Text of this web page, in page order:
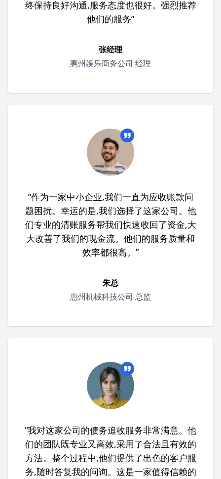
终保持良好沟通,服务态度也很好。强烈推荐
他们的服务”
张经理
惠州娱乐商务公司 经理
“作为一家中小企业,我们一直为应收账款问
题困扰。幸运的是,我们选择了这家公司。他
们专业的清账服务帮我们快速收回了资金,大
大改善了我们的现金流。他们的服务质量和
效率都很高。”
朱总
惠州机械科技公司 总监
“我对这家公司的债务追收服务非常满意。他
们的团队既专业又高效,采用了合法且有效的
方法。整个过程中,他们提供了出色的客户服
务,随时答复我的问询。这是一家值得信赖的